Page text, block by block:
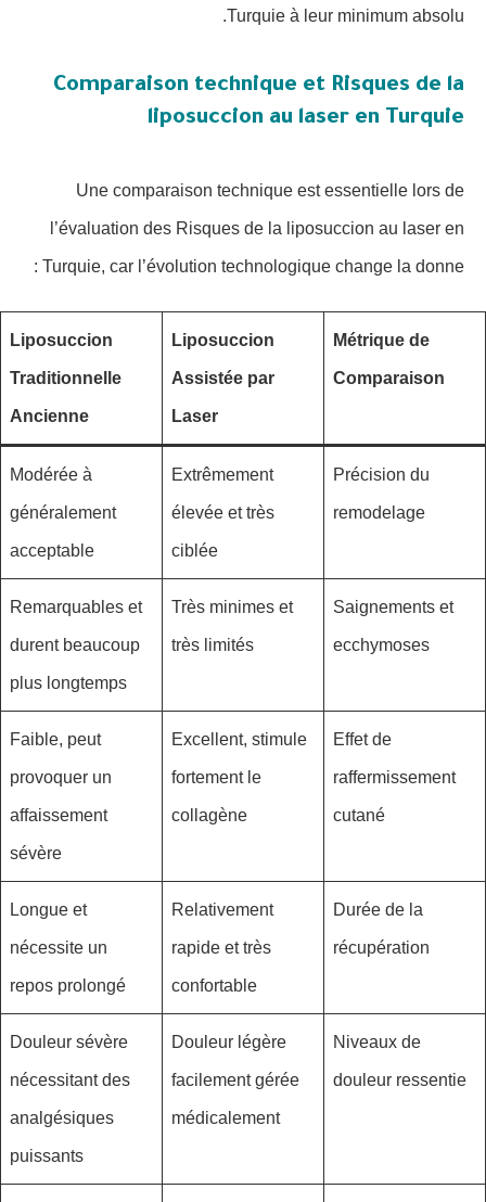
Turquie à leur minimum absolu.
Comparaison technique et Risques de la
liposuccion au laser en Turquie
Une comparaison technique est essentielle lors de
l’évaluation des Risques de la liposuccion au laser en
Turquie, car l’évolution technologique change la donne :
Métrique de
Comparaison
Liposuccion
Assistée par
Laser
Liposuccion
Traditionnelle
Ancienne
Précision du
remodelage
Extrêmement
élevée et très
ciblée
Modérée à
généralement
acceptable
Saignements et
ecchymoses
Très minimes et
très limités
Remarquables et
durent beaucoup
plus longtemps
Effet de
raffermissement
cutané
Excellent, stimule
fortement le
collagène
Faible, peut
provoquer un
affaissement
sévère
Durée de la
récupération
Relativement
rapide et très
confortable
Longue et
nécessite un
repos prolongé
Niveaux de
douleur ressentie
Douleur légère
facilement gérée
médicalement
Douleur sévère
nécessitant des
analgésiques
puissants